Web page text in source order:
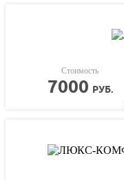
Стоимость
7000 РУБ.